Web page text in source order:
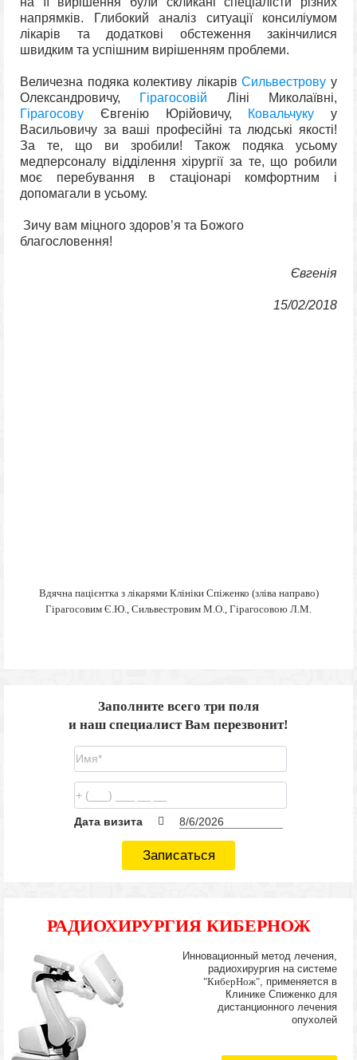
напрямків. Глибокий аналіз ситуації консиліумом
лікарів та додаткові обстеження закінчилися
швидким та успішним вирішенням проблеми.
Величезна подяка колективу лікарівСильвестрову у
Олександровичу, Гірагосовій Ліні Миколаївні,
Гірагосову Євгенію Юрійовичу, Ковальчуку у
Васильовичу за ваші професійні та людські якості!
За те, що ви зробили! Також подяка усьому
медперсоналу відділення хірургії за те, що робили
моє перебування в стаціонарі комфортним і
допомагали в усьому.
Зичу вам міцного здоров’я та Божого
благословення!
Євгенія
15/02/2018
Вдячна пацієнтка з лікарями Клініки Спіженко (зліва направо)
Гірагосовим Є.Ю., Сильвестровим М.О., Гірагосовою Л.М.
Заполните всего три поля
и наш специалист Вам перезвонит!
Дата визита
Записаться
РАДИОХИРУРГИЯ КИБЕРНОЖ
Инновационный метод лечения,
радиохирургия на системе
"КиберНож", применяется в
Клинике Спиженко для
дистанционного лечения
опухолей